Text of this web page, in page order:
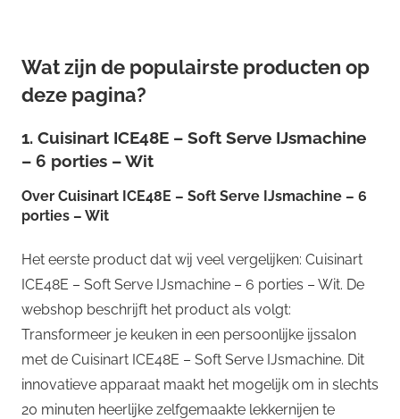
Wat zijn de populairste producten op
deze pagina?
1. Cuisinart ICE48E – Soft Serve IJsmachine
– 6 porties – Wit
Over Cuisinart ICE48E – Soft Serve IJsmachine – 6
porties – Wit
Het eerste product dat wij veel vergelijken: Cuisinart
ICE48E – Soft Serve IJsmachine – 6 porties – Wit. De
webshop beschrijft het product als volgt:
Transformeer je keuken in een persoonlijke ijssalon
met de Cuisinart ICE48E – Soft Serve IJsmachine. Dit
innovatieve apparaat maakt het mogelijk om in slechts
20 minuten heerlijke zelfgemaakte lekkernijen te